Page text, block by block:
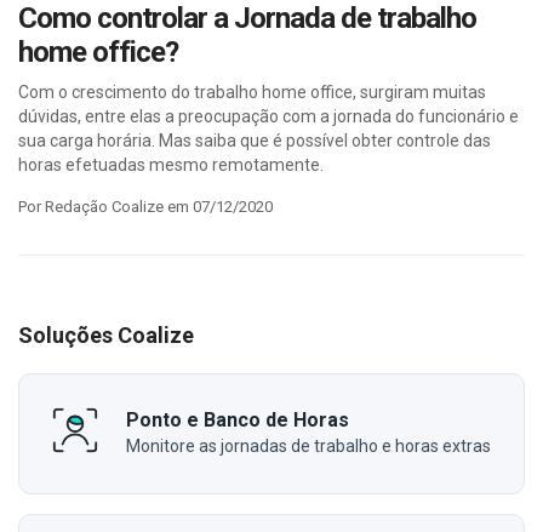
Como controlar a Jornada de trabalho
home office?
Com o crescimento do trabalho home office, surgiram muitas
dúvidas, entre elas a preocupação com a jornada do funcionário e
sua carga horária. Mas saiba que é possível obter controle das
horas efetuadas mesmo remotamente.
Por Redação Coalize em 07/12/2020
Soluções Coalize
Ponto e Banco de Horas
Monitore as jornadas de trabalho e horas extras